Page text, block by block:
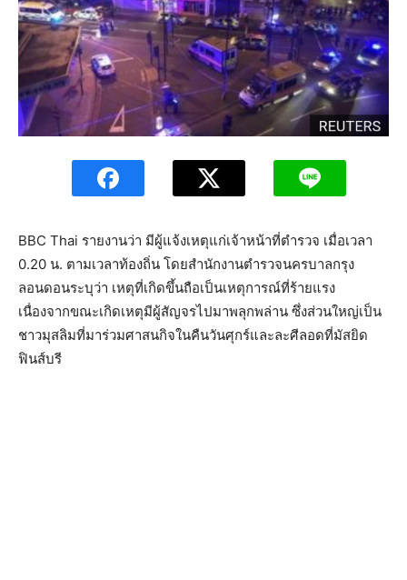
BBC Thai รายงานว่า มีผู้แจ้งเหตุแก่เจ้าหน้าที่ตำรวจ เมื่อเวลา
0.20 น. ตามเวลาท้องถิ่น โดยสำนักงานตำรวจนครบาลกรุง
ลอนดอนระบุว่า เหตุที่เกิดขึ้นถือเป็นเหตุการณ์ที่ร้ายแรง
เนื่องจากขณะเกิดเหตุมีผู้สัญจรไปมาพลุกพล่าน ซึ่งส่วนใหญ่เป็น
ชาวมุสลิมที่มาร่วมศาสนกิจในคืนวันศุกร์และละศีลอดที่มัสยิด
ฟินส์บรี